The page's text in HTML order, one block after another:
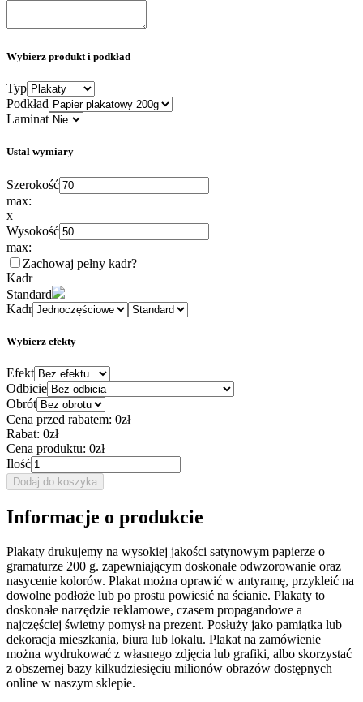
Wybierz produkt i podkład
Typ
Podkład
Laminat
Ustal wymiary
Szerokość
max:
x
Wysokość
max:
Zachowaj pełny kadr?
Kadr
Standard
Kadr
Wybierz efekty
Efekt
Odbicie
Obrót
Cena przed rabatem: 0zł
Rabat: 0zł
Cena produktu: 0zł
Ilość
Dodaj do koszyka
Informacje o produkcie
Plakaty drukujemy na wysokiej jakości satynowym papierze o
gramaturze 200 g. zapewniającym doskonałe odwzorowanie oraz
nasycenie kolorów. Plakat można oprawić w antyramę, przykleić na
dowolne podłoże lub po prostu powiesić na ścianie. Plakaty to
doskonałe narzędzie reklamowe, czasem propagandowe a
najczęściej świetny pomysł na prezent. Posłuży jako pamiątka lub
dekoracja mieszkania, biura lub lokalu. Plakat na zamówienie
można wydrukować z własnego zdjęcia lub grafiki, albo skorzystać
z obszernej bazy kilkudziesięciu milionów obrazów dostępnych
online w naszym sklepie.